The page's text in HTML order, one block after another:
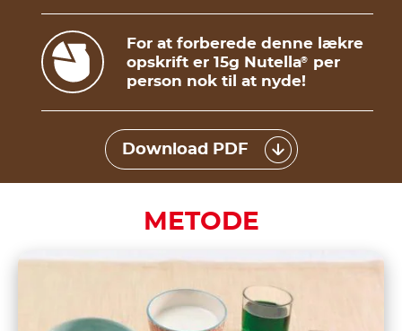
For at forberede denne lækre
opskrift er 15g Nutella®
per
person nok til at nyde!
Download PDF
METODE